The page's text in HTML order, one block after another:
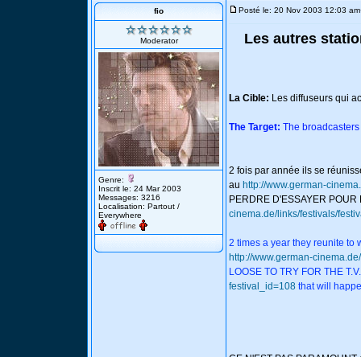
fio
Moderator
Genre:
Inscrit le: 24 Mar 2003
Messages: 3216
Localisation: Partout /
Everywhere
Posté le: 20 Nov 2003 12:03 am
Les autres
La Cible: Les diffuseurs qui
The Target: The
2 fois par année ils se
au http://www.german-
PERDRE D'ESSAYER POUR
cinema.de/links/festivals/
2 times a year they reunite to
http://www.german-
LOOSE TO TRY FOR THE
festival_id=108 that will